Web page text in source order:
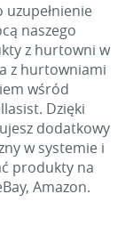
uzupełnienie
naszego
z hurtowni w
z hurtowniami
wśród
Dzięki
dodatkowy
w systemie i
produkty na
Amazon.